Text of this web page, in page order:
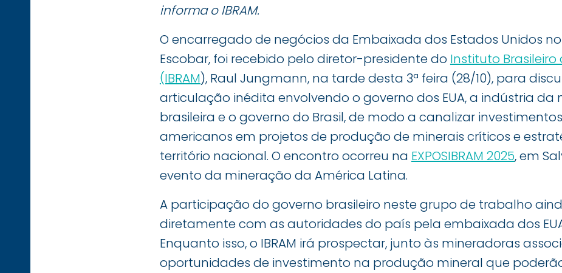
informa o IBRAM.
O encarregado de negócios da Embaixada dos Estados Unidos no
Escobar, foi recebido pelo diretor-presidente do Instituto
(IBRAM), Raul Jungmann, na tarde desta 3ª feira (28/10), para
articulação inédita envolvendo o governo dos EUA, a indústria da
brasileira e o governo do Brasil, de modo a canalizar
americanos em projetos de produção de minerais críticos e
território nacional. O encontro ocorreu na EXPOSIBRAM 2025, em
evento da mineração da América Latina.
A participação do governo brasileiro neste grupo de trabalho
diretamente com as autoridades do país pela embaixada dos EUA
Enquanto isso, o IBRAM irá prospectar, junto às mineradoras
oportunidades de investimento na produção mineral que